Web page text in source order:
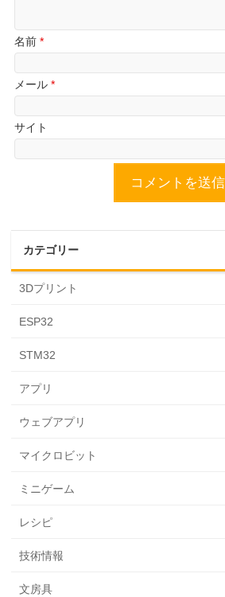
名前*
メール*
サイト
カテゴリー
3Dプリント
ESP32
STM32
アプリ
ウェブアプリ
マイクロビット
ミニゲーム
レシピ
技術情報
文房具